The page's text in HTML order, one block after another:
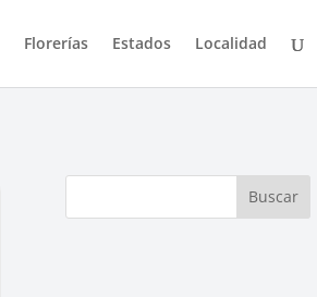
Florerías Estados Localidad
Buscar